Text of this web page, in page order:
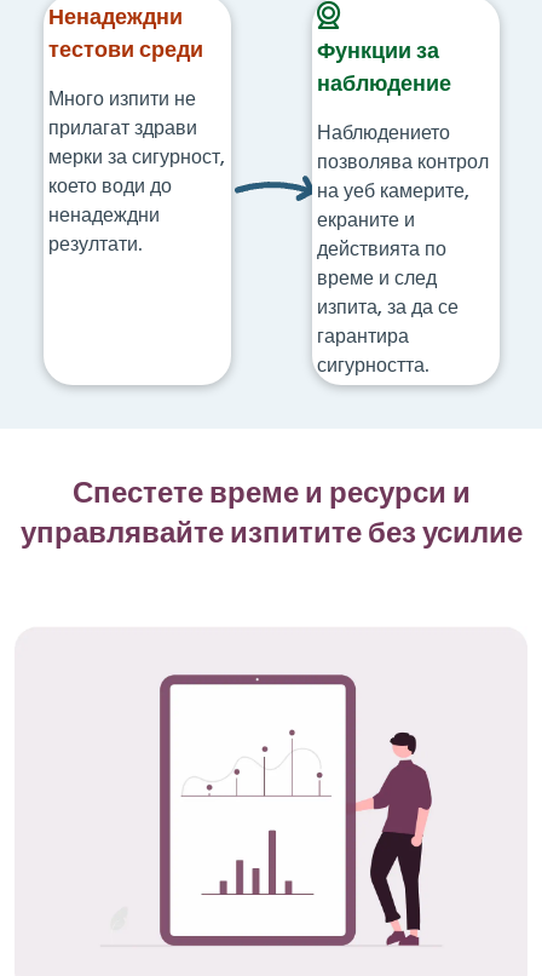
Ненадеждни
тестови среди
Много изпити не
прилагат здрави
мерки за сигурност,
което води до
ненадеждни
резултати.
Функции за
наблюдение
Наблюдението
позволява контрол
на уеб камерите,
екраните и
действията по
време и след
изпита, за да се
гарантира
сигурността.
Спестете време и ресурси и
управлявайте изпитите без усилие